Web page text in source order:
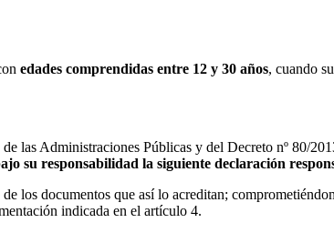
edades comprendidas entre 12 y 30 años, cuando
las Administraciones Públicas y del Decreto nº 80/
su responsabilidad la siguiente declaración
los documentos que así lo acreditan;
indicada en el artículo 4.